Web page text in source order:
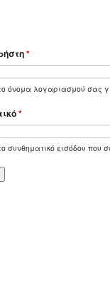
*
όνομα λογαριασμού σας
*
συνθηματικό εισόδου